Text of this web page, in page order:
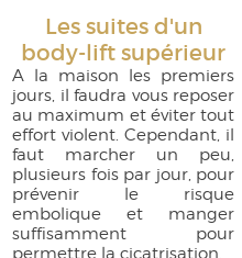
Les suites d'un
body-lift supérieur
A la maison les premiers
jours, il faudra vous reposer
au maximum et éviter tout
effort violent. Cependant, il
faut marcher un peu,
plusieurs fois par jour, pour
prévenir le risque
embolique et manger
suffisamment pour
permettre la cicatrisation.